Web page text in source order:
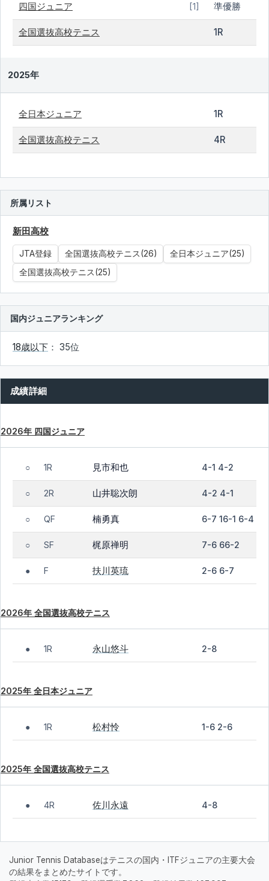
四国ジュニア [1] 準優勝
全国選抜高校テニス 1R
2025年
全日本ジュニア 1R
全国選抜高校テニス 4R
所属リスト
新田高校
JTA登録 全国選抜高校テニス(26)
全日本ジュニア(25)
全国選抜高校テニス(25)
国内ジュニアランキング
18歳以下 ： 35位
成績詳細
2026年 四国ジュニア
○ 1R 見市和也 4-1 4-2
○ 2R 山井聡次朗 4-2 4-1
○ QF 楠勇真 6-7 16-1 6-4
○ SF 梶原禅明 7-6 66-2
● F 扶川英琉 2-6 6-7
2026年 全国選抜高校テニス
● 1R 永山悠斗 2-8
2025年 全日本ジュニア
● 1R 松村怜 1-6 2-6
2025年 全国選抜高校テニス
● 4R 佐川永遠 4-8
Junior Tennis Databaseはテニスの国内・ITFジュニアの主要大会
の結果をまとめたサイトです。